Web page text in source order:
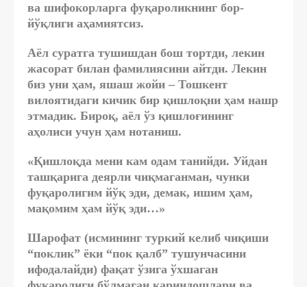
ва шифокорларга фуқароликнинг бор-
йўқлиги аҳамиятсиз.
Аёл суратга тушишдан бош тортди, лекин
жасорат билан фамилиясини айтди. Лекин
биз уни ҳам, яшаш жойи – Тошкент
вилоятидаги кичик бир қишлоқни ҳам нашр
этмадик. Бироқ, аёл ўз қишлоғининг
аҳолиси учун ҳам нотаниш.
«Қишлоқда мени кам одам танийди. Уйдан
ташқарига деярли чиқмаганман, чунки
фуқаролигим йўқ эди, демак, ишим ҳам,
мақомим ҳам йўқ эди…»
Шарофат (исмининг туркий келиб чиқиши
“поклик” ёки “пок қалб” тушунчасини
ифодалайди) фақат ўзига ўхшаган